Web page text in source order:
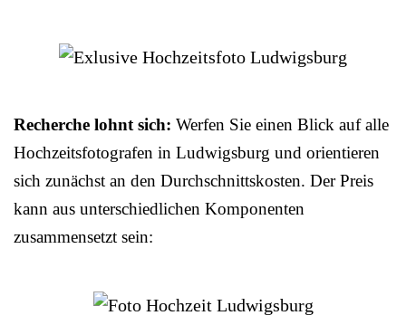
Recherche lohnt sich: Werfen Sie einen Blick auf alle
Hochzeitsfotografen in Ludwigsburg und orientieren
sich zunächst an den Durchschnittskosten. Der Preis
kann aus unterschiedlichen Komponenten
zusammensetzt sein: